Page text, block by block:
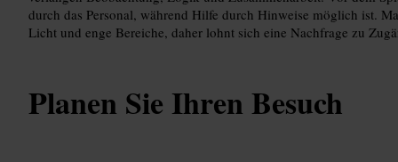
durch das Personal, während Hilfe durch Hinweise möglich ist.
Licht und enge Bereiche, daher lohnt sich eine Nachfrage zu
Planen Sie Ihren Besuch